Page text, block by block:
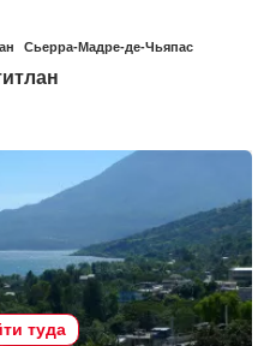
Сьерра-Мадре-де-Чьяпас
туда